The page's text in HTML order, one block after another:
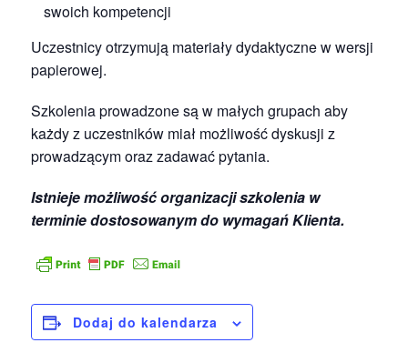
swoich kompetencji
Uczestnicy otrzymują materiały dydaktyczne w wersji
papierowej.
Szkolenia prowadzone są w małych grupach aby
każdy z uczestników miał możliwość dyskusji z
prowadzącym oraz zadawać pytania.
Istnieje możliwość organizacji szkolenia w
terminie dostosowanym do wymagań Klienta.
Dodaj do kalendarza